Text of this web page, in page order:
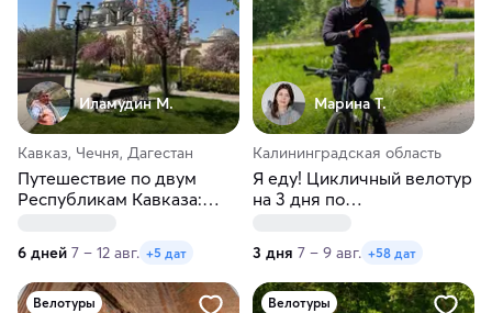
Иламудин М.
Кавказ, Чечня, Дагестан
Путешествие по двум
Республикам Кавказа:
6 дней 7 – 12 авг. +5 дат
Марина Т.
Калининградская область
Я еду! Цикличный велотур
на 3 дня по
3 дня 7 – 9 авг. +58 дат
Велотуры Велотуры